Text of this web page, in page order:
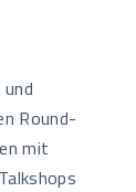
Round-
mit